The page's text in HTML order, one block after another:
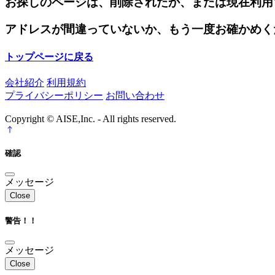
アドレスが間違っていないか、もう一度お確かめ
トップページに戻る
会社紹介 利用規約
プライバシーポリシー お問い合わせ
Copyright © AISE,Inc. - All rights reserved.
確認
メッセージ
Close
警告！！
メッセージ
Close